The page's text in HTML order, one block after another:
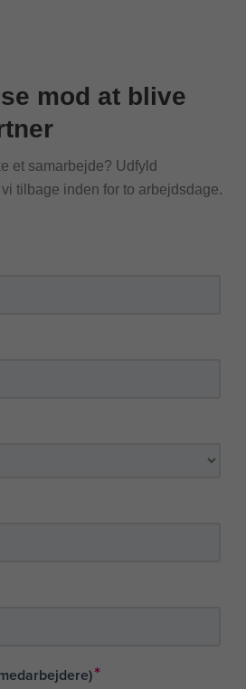
mod at blive
et samarbejde? Udfyld
tilbage inden for to arbejdsdage.
*